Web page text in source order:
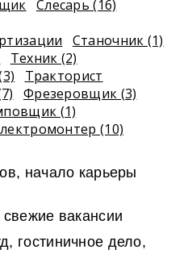
Слесарь (16)
Станочник (1)
Техник (2)
Тракторист
Фрезеровщик (3)
(1)
(10)
начало карьеры
вакансии
гостиничное дело,